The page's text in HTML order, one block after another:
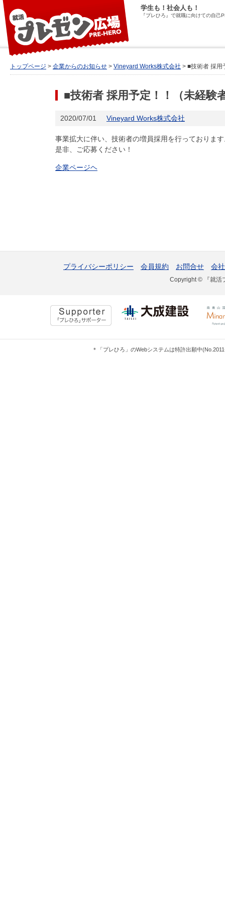
学生も！社会人も！
『プレひろ』で就職に向けての自己
トップページ > 企業からのお知らせ > Vineyard Works株式会社 > ■技術者 採用
■技術者 採用予定！！（未経験
2020/07/01 Vineyard Works株式会社
事業拡大に伴い、技術者の増員採用を行っておりま
是非、ご応募ください！
企業ページヘ
プライバシーポリシー 会員規約 お問合せ 会
Copyright © 『就活
＊「プレひろ」のWebシステムは特許出願中